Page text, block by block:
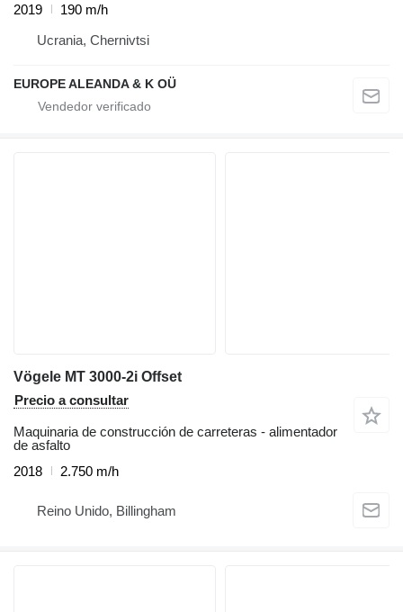
2019
190 m/h
Ucrania, Chernivtsi
EUROPE ALEANDA & K OÜ
Vögele MT 3000-2i Offset
Precio a consultar
Maquinaria de construcción de carreteras - alimentador
de asfalto
2018
2.750 m/h
Reino Unido, Billingham